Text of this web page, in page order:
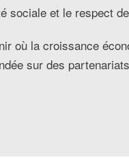
sociale et le respect
où la croissance
sur des